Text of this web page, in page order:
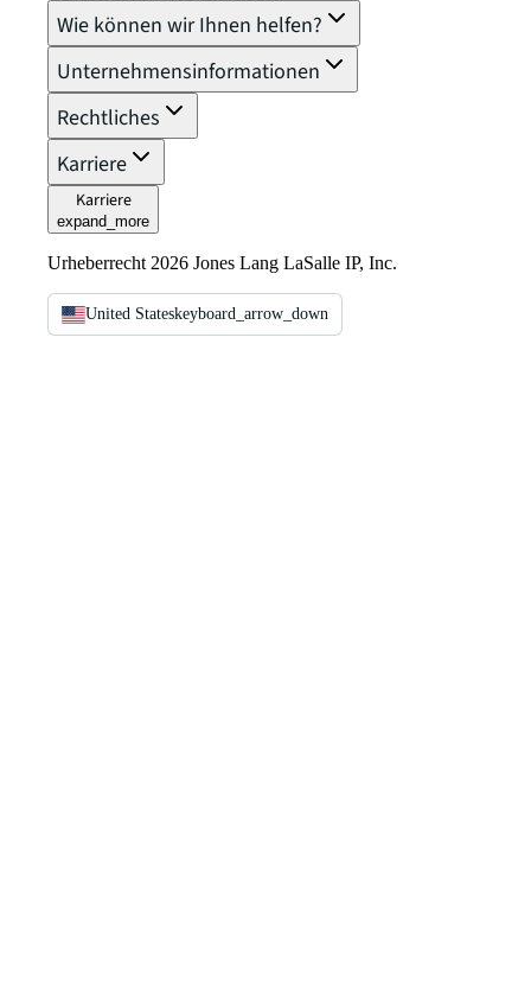
Wie können wir Ihnen helfen?
Unternehmensinformationen
Rechtliches
Karriere
Karriere
expand_more
Urheberrecht 2026 Jones Lang LaSalle IP, Inc.
United Stateskeyboard_arrow_down